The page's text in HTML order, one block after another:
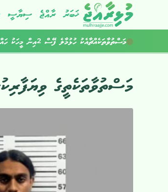
ޚަބަރު ރާއްޖެ ސިޔާސީ
މަސްތުވާތަކެއްޗާއެކު ހުޅުމާލެ ފޭސް 2އިން މީހަކު ހައްޔަރުކޮށްފި
މަސްތުވާތަކެތީގެ